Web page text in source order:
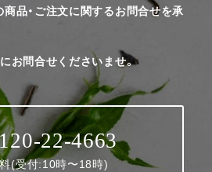
品・ご注文に関するお問合せを承
お問合せくださいませ。
22-4663
(受付:10時〜18時)